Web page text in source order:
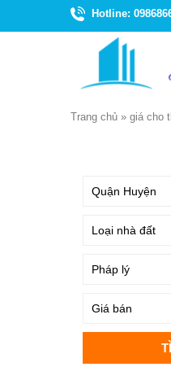
Hotline:
Trang chủ » giá cho